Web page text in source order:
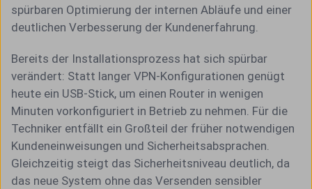
spürbaren Optimierung der internen Abläufe und einer
deutlichen Verbesserung der Kundenerfahrung.
Bereits der Installationsprozess hat sich spürbar
verändert: Statt langer VPN-Konfigurationen genügt
heute ein USB-Stick, um einen Router in wenigen
Minuten vorkonfiguriert in Betrieb zu nehmen. Für die
Techniker entfällt ein Großteil der früher notwendigen
Kundeneinweisungen und Sicherheitsabsprachen.
Gleichzeitig steigt das Sicherheitsniveau deutlich, da
das neue System ohne das Versenden sensibler